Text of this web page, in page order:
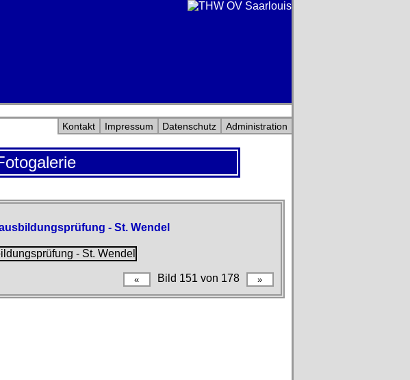
Kontakt Impressum Datenschutz Administration
- St. Wendel
Bild 151 von 178